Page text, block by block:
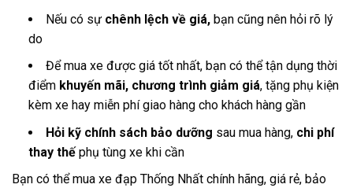
Nếu có sự chênh lệch về giá,bạn cũng nên hỏi rõ lý
do
Để mua xe được giá tốt nhất, bạn có thể tận dụng thời
điểm khuyến mãi, chương trình giảm giá, tặng phụ kiện
kèm xe hay miễn phí giao hàng cho khách hàng gần
Hỏi kỹ chính sách bảo dưỡng sau mua hàng, chi phí
thay thếphụ tùng xe khi cần
Bạn có thể mua xe đạp Thống Nhất chính hãng, giá rẻ, bảo